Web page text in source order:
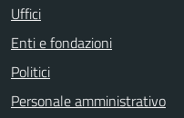
Uffici
Enti e fondazioni
Politici
Personale amministrativo